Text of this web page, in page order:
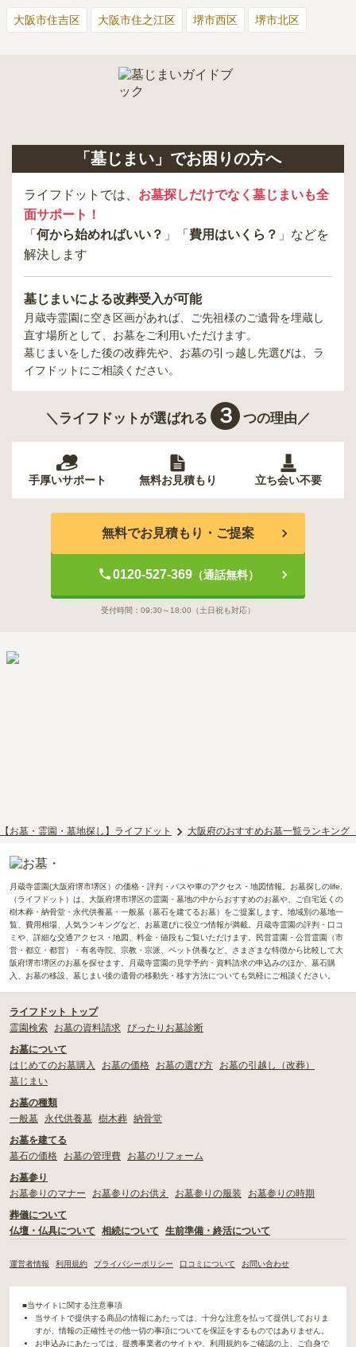
大阪市住吉区 大阪市住之江区 堺市西区 堺市北区
「墓じまい」でお困りの方へ
ライフドットでは、 お墓探しだけでなく墓じまいも全
面サポート！
「 何から始めればいい？ 」「 費用はいくら？ 」などを
解決します
墓じまいによる改葬受入が可能
月蔵寺霊園に空き区画があれば、ご先祖様のご遺骨を埋蔵し
直す場所として、お墓をご利用いただけます。
墓じまいをした後の改葬先や、お墓の引っ越し先選びは、ラ
イフドットにご相談ください。
＼ライフドットが選ばれる ３ つの理由／
手厚いサポート 無料お見積もり 立ち会い不要
無料でお見積もり・ご提案
0120-527-369（通話無料）
受付時間： 09:30～18:00 （土日祝も対応）
【お墓・霊園・墓地探し】ライフドット 大阪府のおすすめお墓一覧ランキング
月蔵寺霊園(大阪府堺市堺区）の価格・評判・バスや車のアクセス・地図情報。お墓探しのlife.
（ライフドット）は、大阪府堺市堺区の霊園・墓地の中からおすすめのお墓や、ご自宅近くの
樹木葬・納骨堂・永代供養墓・一般墓（墓石を建てるお墓）をご提案します。地域別の墓地一
覧、費用相場、人気ランキングなど、お墓選びに役立つ情報が満載。月蔵寺霊園の評判・口コ
ミや、詳細な交通アクセス・地図、料金・値段もご覧いただけます。民営霊園・公営霊園（市
営・都立・都営）・有名寺院、宗教・宗派、ペット供養など、さまざまな特徴から比較して大
阪府堺市堺区のお墓を探せます。月蔵寺霊園の見学予約・資料請求の申込みのほか、墓石購
入、お墓の移設、墓じまい後の遺骨の移動先・移す方法についても気軽にご相談ください。
ライフドット トップ
霊園検索
お墓の資料請求 ぴったりお墓診断
お墓について
はじめてのお墓購入
お墓の価格 お墓の選び方
お墓の引越し（改葬）
墓じまい
お墓の種類
一般墓
永代供養墓 樹木葬 納骨堂
お墓を建てる
墓石の価格
お墓の管理費
お墓のリフォーム
お墓参り
お墓参りのマナー
お墓参りのお供え お墓参りの服装
お墓参りの時期
葬儀について
仏壇・仏具について
相続について 生前準備・終活について
運営者情報 利用規約 プライバシーポリシー 口コミについて お問い合わせ
■当サイトに関する注意事項
当サイトで提供する商品の情報にあたっては、十分な注意を払って提供しておりま
すが、情報の正確性その他一切の事項についてを保証をするものではありません。
お申込みにあたっては、提携事業者のサイトや、利用規約をご確認の上、ご自身で